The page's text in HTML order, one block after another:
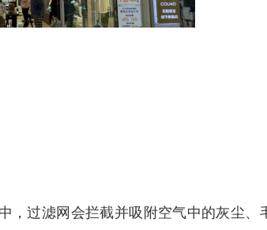
过滤网会拦截并吸附空气中的灰尘